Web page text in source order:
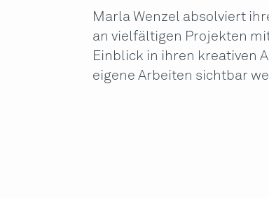
Marla Wenzel absolviert
an vielfältigen Projekten
Einblick in ihren kreativen
eigene Arbeiten sichtbar